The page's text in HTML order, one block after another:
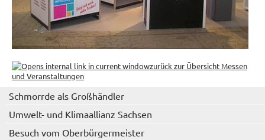
zurück zur Übersicht Messen
und Veranstaltungen
Schmorrde als Großhändler
Umwelt- und Klimaallianz Sachsen
Besuch vom Oberbürgermeister